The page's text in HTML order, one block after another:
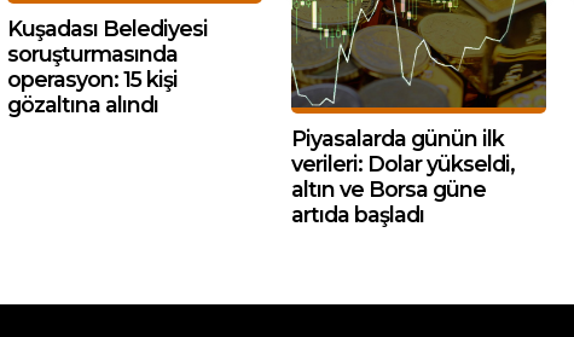
Kuşadası Belediyesi
soruşturmasında
operasyon: 15 kişi
gözaltına alındı
Piyasalarda günün ilk
verileri: Dolar yükseldi,
altın ve Borsa güne
artıda başladı